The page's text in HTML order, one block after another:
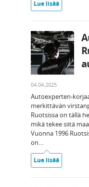
Lue lisää
04.04.2025
Autoexperten-
merkittävän
Ruotsissa on tällä
mikä tekee siitä
Vuonna 1996
on…
Lue lisää